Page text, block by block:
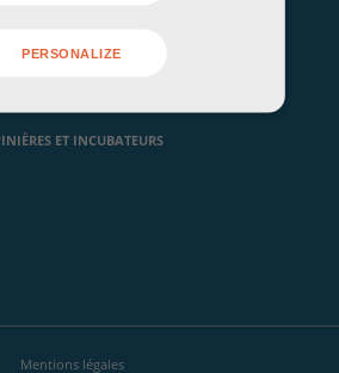
INDUSTRIELS
ET INCUBATEURS
Mentions légales
PERSONALIZE